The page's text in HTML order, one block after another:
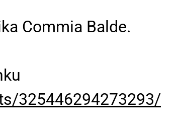
Commia Balde.
325446294273293/